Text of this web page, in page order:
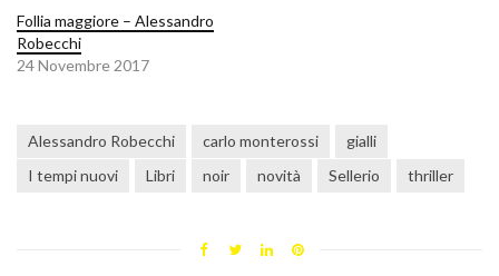
Follia maggiore – Alessandro
Robecchi
24 Novembre 2017
Alessandro Robecchi carlo monterossi
gialli
I tempi nuovi
Libri noir novità Sellerio thriller